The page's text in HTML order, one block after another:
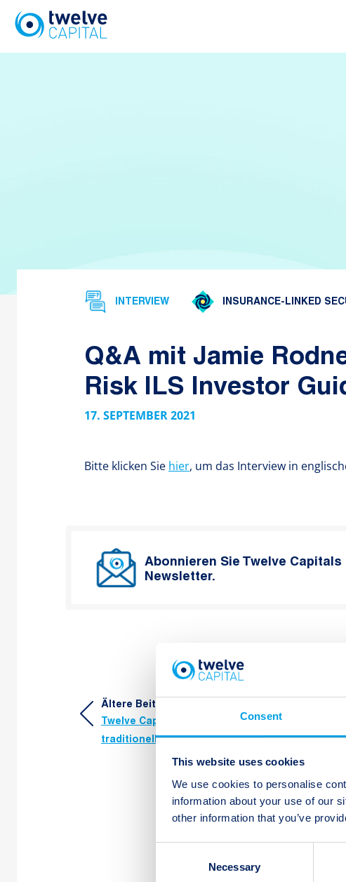
Consent
This website uses cookies
We use cookies to personalise
information about your use of our
other information that you’ve
Necessary
content
INTERVIEW INSURANCE-LINKED
Q&A mit Jamie
Risk ILS Investor
17. SEPTEMBER 2021
Bitte klicken Sie hier, um das Interview in
Abonnieren Sie Twelve Capitals
Newsletter.
Beitragsnavigation
Ältere Beiträge:
Twelve Capitals Alternative zu
traditionellen Multi Asset-Anlagen